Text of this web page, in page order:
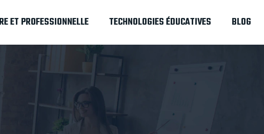
ET PROFESSIONNELLE TECHNOLOGIES ÉDUCATIVES BLOG